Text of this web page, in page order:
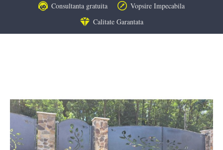
Consultanta gratuita
Vopsire Impecabila
Calitate Garantata